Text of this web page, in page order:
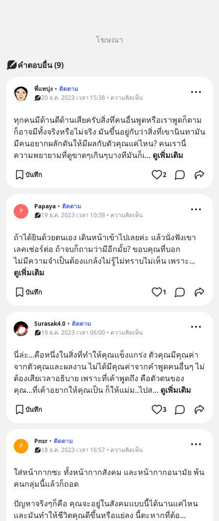
โฆษณา
คำตอบอื่น(9)
พี่แทปุง • ติดตาม
20 ธ.ค. 2023 เวลา 15:38 • ความคิดเห็น
ทุกคนมีด้านดีด้านเสียครับสิ่งทึ่คนอื่นพูดหรือเราพูดก็ตาม
ก็อาจมีทั้งจริงหรือไม่จริง มันขึ้นอยู่กับว่าสิ่งที่เขานินทามัน
มีคนอยากผลักดันให้มีผลกับตัวคุณแค่ไหน? คนเรานี่
ความพยายามที่ดูขาดๆเกินๆบางทีมันก็เ... ดูเพิ่มเติม
บันทึก 2
P
Papaya • ติดตาม
19 ธ.ค. 2023 เวลา 10:39 • ความคิดเห็น
ถ้าได้ยินด้วยตนเอง เดินหน้าเข้าไปเลยค่ะ แล้วนั่งฟังเขา
เลคเช่อร์ต่อ ถ้าจบก็ถามว่ามีอีกมั้ย? ขอบคุณที่บอก
ไม่มีความจำเป็นต้องแกล้งไม่รู้ไม่ทราบไม่เห็น เพราะ...
ดูเพิ่มเติม
บันทึก 1
Surasak4.0 • ติดตาม
19 ธ.ค. 2023 เวลา 06:00 • ความคิดเห็น
นี่ล่ะ...คือหนึ่งในสิ่งที่ทำให้คุณแข็งแกร่ง ตัวคุณมีคุณค่า
จากตัวคุณและผลงาน ไม่ได้มีคุณค่าจากคำพูดคนอื่นๆ ไม่
ต้องเสียเวลาอธิบาย เพราะที่เค้าพูดถึง คือตัวตนของ
คุณ...ที่เค้าอยากให้คุณเป็น ก็ให้แม่ม..ไปส... ดูเพิ่มเติม
บันทึก 3
P
Pnsr • ติดตาม
18 ธ.ค. 2023 เวลา 16:57 • ความคิดเห็น
ใส่หน้ากากซะ ทั้งหน้ากากสังคม และหน้ากากอนามัย พ้น
คนกลุ่มนี้แล้วก็ถอด
ปัญหาจริงๆก็คือ คุณจะอยู่ในสังคมแบบนี้ได้นานแค่ไหน
และมันทำให้ชีวิตคุณดีขึ้นหรือแย่ลง นี้ตะหากที่ต้อ...